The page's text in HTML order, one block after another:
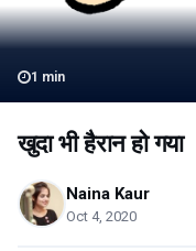
1 min
खुदा भी हैरान हो गया
Naina Kaur
Oct 4, 2020